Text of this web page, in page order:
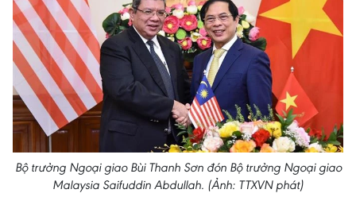
Bộ trưởng Ngoại giao Bùi Thanh Sơn đón Bộ trưởng Ngoại giao
Malaysia Saifuddin Abdullah. (Ảnh: TTXVN phát)